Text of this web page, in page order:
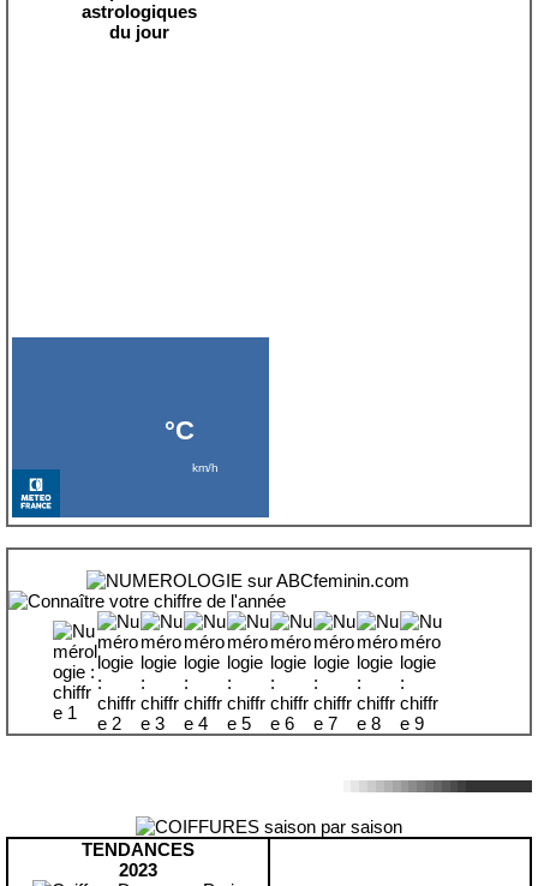
astrologiques
du jour
TENDANCES
2023